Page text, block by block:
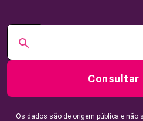
Consultar
Os dados são de origem pública e